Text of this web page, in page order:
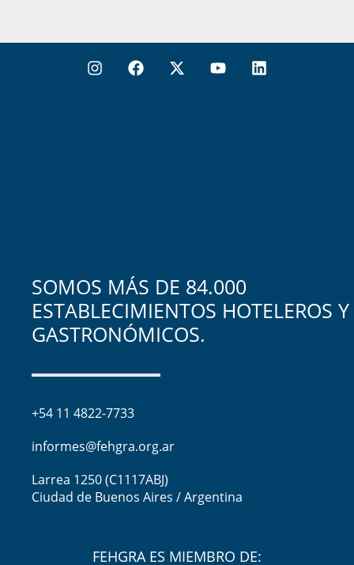
SOMOS MÁS DE 84.000
ESTABLECIMIENTOS HOTELEROS Y
GASTRONÓMICOS.
+54 11 4822-7733
informes@fehgra.org.ar
Larrea 1250 (C1117ABJ)
Ciudad de Buenos Aires / Argentina
FEHGRA ES MIEMBRO DE: